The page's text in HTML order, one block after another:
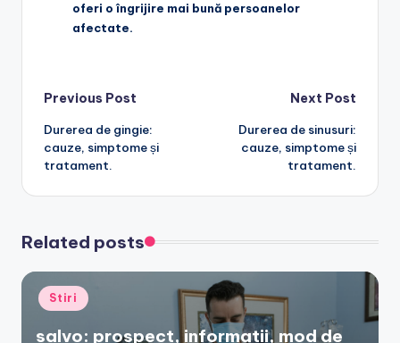
oferi o îngrijire mai bună persoanelor
afectate.
Post
navigation
Previous Post
Durerea de gingie:
cauze, simptome și
tratament.
Next Post
Durerea de sinusuri:
cauze, simptome și
tratament.
Related posts
Posted
in
Stiri
salvo: prospect, informatii, mod de